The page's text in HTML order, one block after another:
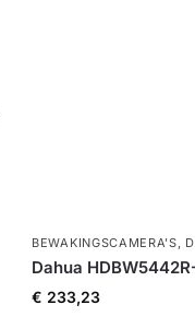
BEWAKINGSCAMERA'S,
Dahua
€ 233,23